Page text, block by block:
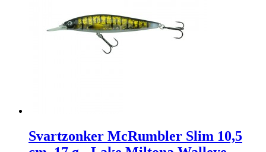
Svartzonker McRumbler Slim 10,5